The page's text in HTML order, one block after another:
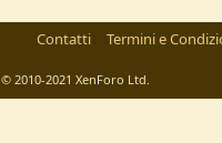
Contatti Termini e
© 2010-2021 XenForo Ltd.